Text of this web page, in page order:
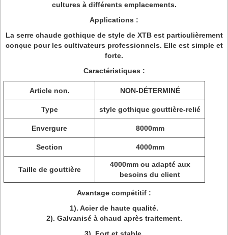
cultures à différents emplacements.
Applications :
La serre chaude gothique de style de XTB est particulièrement
conçue pour les cultivateurs professionnels. Elle est simple et
forte.
Caractéristiques :
Article non. NON-DÉTERMINÉ
Type style gothique gouttière-relié
Envergure 8000mm
Section 4000mm
Taille de gouttière
4000mm ou adapté aux
besoins du client
Avantage compétitif :
1). Acier de haute qualité.
2). Galvanisé à chaud après traitement.